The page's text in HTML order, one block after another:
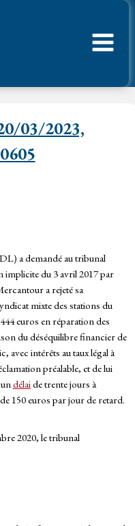
03/2023,
a demandé au tribunal
du 3 avril 2017 par
a rejeté sa
mixte des stations du
euros en réparation des
du déséquilibre financier de
avec intérêts au taux légal à
préalable, et de lui
délaide trente jours à
150 euros par jour de retard.
2020, le tribunal